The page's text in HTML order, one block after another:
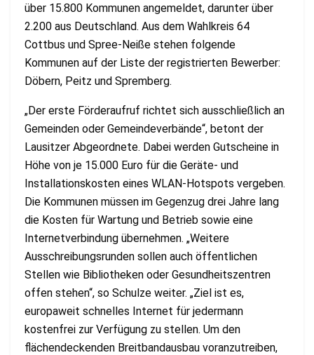
über 15.800 Kommunen angemeldet, darunter über
2.200 aus Deutschland. Aus dem Wahlkreis 64
Cottbus und Spree-Neiße stehen folgende
Kommunen auf der Liste der registrierten Bewerber:
Döbern, Peitz und Spremberg.
„Der erste Förderaufruf richtet sich ausschließlich an
Gemeinden oder Gemeindeverbände“, betont der
Lausitzer Abgeordnete. Dabei werden Gutscheine in
Höhe von je 15.000 Euro für die Geräte- und
Installationskosten eines WLAN-Hotspots vergeben.
Die Kommunen müssen im Gegenzug drei Jahre lang
die Kosten für Wartung und Betrieb sowie eine
Internetverbindung übernehmen. „Weitere
Ausschreibungsrunden sollen auch öffentlichen
Stellen wie Bibliotheken oder Gesundheitszentren
offen stehen“, so Schulze weiter. „Ziel ist es,
europaweit schnelles Internet für jedermann
kostenfrei zur Verfügung zu stellen. Um den
flächendeckenden Breitbandausbau voranzutreiben,